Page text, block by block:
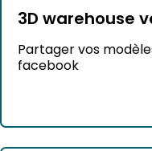
3D warehouse
Partager vos
facebook